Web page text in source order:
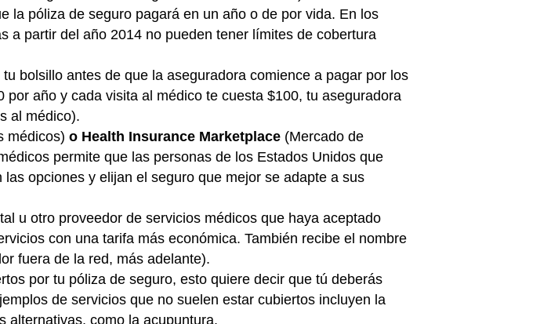
la póliza de seguro pagará en un año o de por vida. En los
a partir del año 2014 no pueden tener límites de cobertura
bolsillo antes de que la aseguradora comience a pagar por los
año y cada visita al médico te cuesta $100, tu aseguradora
al médico).
médicos) o Health Insurance Marketplace (Mercado de
permite que las personas de los Estados Unidos que
opciones y elijan el seguro que mejor se adapte a sus
u otro proveedor de servicios médicos que haya aceptado
con una tarifa más económica. También recibe el nombre
fuera de la red, más adelante).
por tu póliza de seguro, esto quiere decir que tú deberás
de servicios que no suelen estar cubiertos incluyen la
alternativas, como la acupuntura.